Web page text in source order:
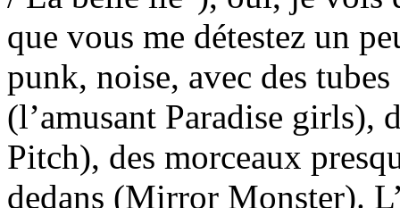
que vous me détestez un
punk, noise, avec des
(l’amusant Paradise girls),
Pitch), des morceaux
dedans (Mirror Monster).